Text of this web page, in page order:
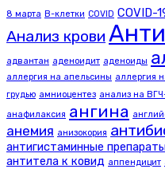
8 марта B-клетки COVID COVID-
Анализ крови
адвантан аденоидит аденоиды
аллергия на апельсины аллергия
грудью амниоцентез анализ на
анафилаксия ангина
анемия анизокория
антигистаминные
антитела к ковид аппендицит